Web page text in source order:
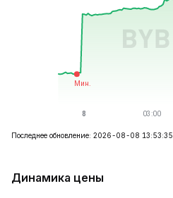
Последнее обновление: 2026-08-08 13:53:35
Динамика цены